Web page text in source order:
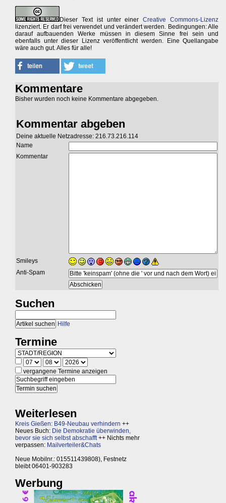
Dieser Text ist unter einerCreative Commons-Lizenz
lizenziert. Er darf frei verwendet und verändert werden. Bedingungen: Alle
darauf aufbauenden Werke müssen in diesem Sinne frei sein und
ebenfalls unter dieser Lizenz veröffentlicht werden. Eine Quellangabe
wäre auch gut. Alles für alle!
Kommentare
Bisher wurden noch keine Kommentare abgegeben.
Kommentar abgeben
Deine aktuelle Netzadresse: 216.73.216.114
Name
Kommentar
Smileys
Anti-Spam
Suchen
Hilfe
Termine
vergangene Termine anzeigen
Weiterlesen
Kreis Gießen: B49-Neubau verhindern ++
Neues Buch: Die Demokratie überwinden,
bevor sie sich selbst abschafft++ Nichts mehr
verpassen: Mailverteiler&Chats
Neue Mobilnr.: 015511439808), Festnetz
bleibt 06401-903283
Werbung